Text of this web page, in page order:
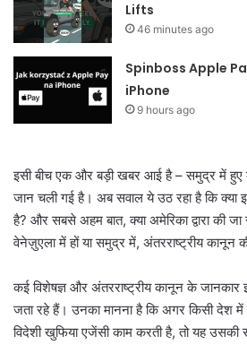
Lifts
46 minutes ago
Spinboss Apple
iPhone
9 hours ago
इसी बीच एक और बड़ी खबर आई है – समुद्र में हुए
जान चली गई है। अब सवाल ये उठ रहा है कि क्या
है? और सबसे अहम बात, क्या अमेरिका द्वारा की जा
वेनेज़ुएला में हों या समुद्र में, अंतरराष्ट्रीय कानून
कई विशेषज्ञ और अंतरराष्ट्रीय कानून के जानकार
जता रहे हैं। उनका मानना है कि अगर किसी देश
विदेशी खुफिया एजेंसी काम करती है, तो यह उसकी